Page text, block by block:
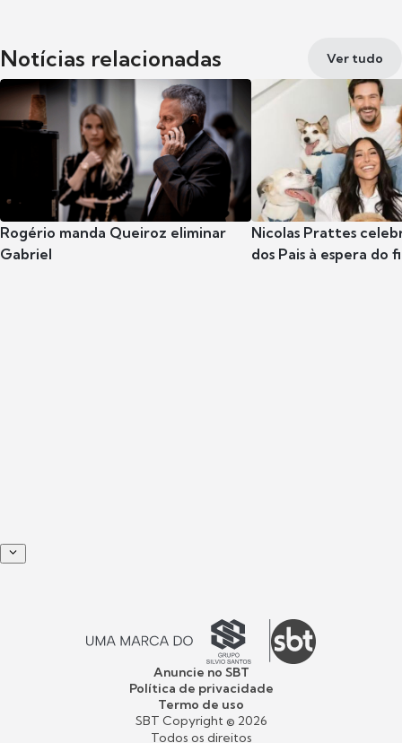
Notícias relacionadas Ver tudo
Rogério manda Queiroz eliminar
Gabriel
Nicolas Prattes
dos Pais à espera do
Anuncie no SBT
Política de privacidade
Termo de uso
SBT Copyright © 2026
Todos os direitos